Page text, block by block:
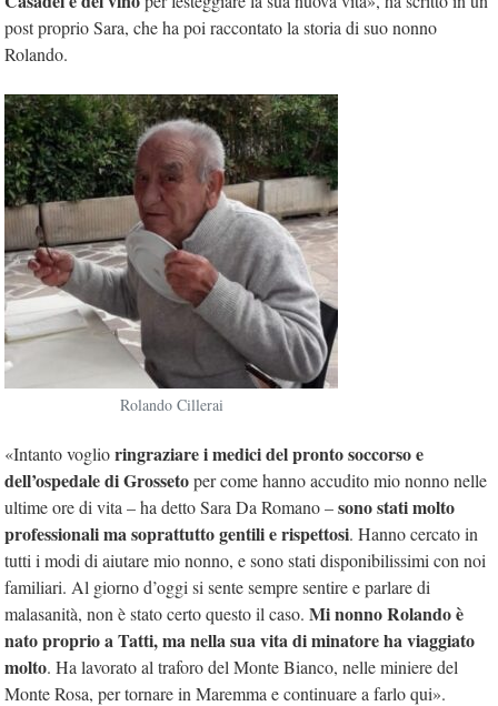
post proprio Sara, che ha poi raccontato la storia di suo nonno
Rolando.
Rolando Cillerai
«Intanto voglioringraziare i medici del pronto soccorso e
dell’ospedale di Grossetoper come hanno accudito mio nonno nelle
ultime ore di vita – ha detto Sara Da Romano –sono stati molto
professionali ma soprattutto gentili e rispettosi. Hanno cercato in
tutti i modi di aiutare mio nonno, e sono stati disponibilissimi con noi
familiari. Al giorno d’oggi si sente sempre sentire e parlare di
malasanità, non è stato certo questo il caso. Mi nonno Rolando è
nato proprio a Tatti, ma nella sua vita di minatore ha viaggiato
molto. Ha lavorato al traforo del Monte Bianco, nelle miniere del
Monte Rosa, per tornare in Maremma e continuare a farlo qui».